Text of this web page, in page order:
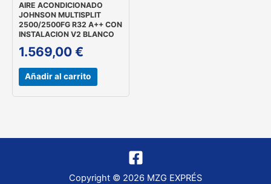
AIRE ACONDICIONADO
JOHNSON MULTISPLIT
2500/2500FG R32 A++ CON
INSTALACION V2 BLANCO
1.569,00 €
Añadir al carrito
Copyright © 2026 MZG EXPRÉS